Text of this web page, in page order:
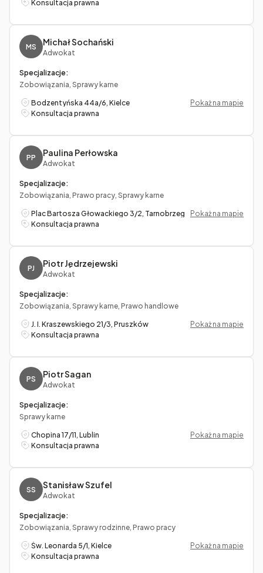
Konsultacja prawna
MS Michał Sochański
Adwokat
Specjalizacje:
Zobowiązania, Sprawy karne
Bodzentyńska 44a/6, Kielce
Pokaż na mapie
Konsultacja prawna
PP Paulina Perłowska
Adwokat
Specjalizacje:
Zobowiązania, Prawo pracy, Sprawy karne
Plac Bartosza Głowackiego 3/2, Tarnobrzeg
Pokaż na mapie
Konsultacja prawna
PJ Piotr Jędrzejewski
Adwokat
Specjalizacje:
Zobowiązania, Sprawy karne, Prawo handlowe
J. I. Kraszewskiego 21/3, Pruszków
Pokaż na mapie
Konsultacja prawna
PS Piotr Sagan
Adwokat
Specjalizacje:
Sprawy karne
Chopina 17/11, Lublin
Pokaż na mapie
Konsultacja prawna
SS Stanisław Szufel
Adwokat
Specjalizacje:
Zobowiązania, Sprawy rodzinne, Prawo pracy
Św. Leonarda 5/1, Kielce
Pokaż na mapie
Konsultacja prawna